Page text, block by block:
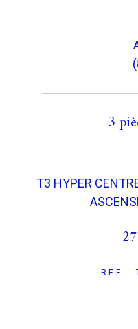
3
T3 HYPER
REF :